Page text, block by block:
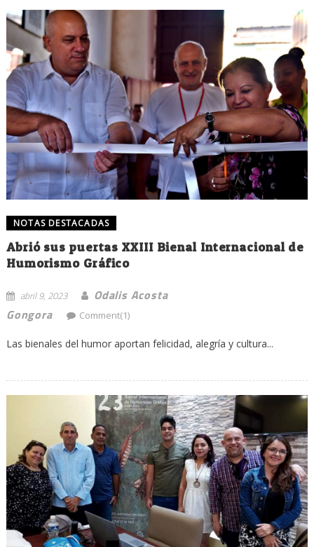
NOTAS DESTACADAS
Abrió sus puertas XXIII Bienal Internacional de
Humorismo Gráfico
abril 9, 2023
Odalis Acosta
Gongora
Comment(1)
Las bienales del humor aportan felicidad, alegría y cultura...